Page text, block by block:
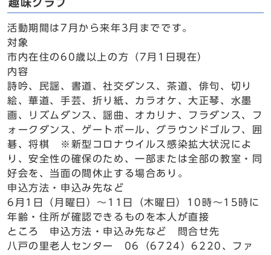
趣味クラブ
活動期間は7月から来年3月までです。
対象
市内在住の60歳以上の方（7月1日現在）
内容
詩吟、民謡、書道、社交ダンス、茶道、俳句、切り
絵、華道、手芸、折り紙、カラオケ、大正琴、水墨
画、リズムダンス、謡曲、オカリナ、フラダンス、フ
ォークダンス、ゲートボール、グラウンドゴルフ、囲
碁、将棋 ※新型コロナウイルス感染拡大状況によ
り、安全性の確保のため、一部または全部の教室・同
好会を、当面の間休止する場合あり。
申込方法・申込み先など
6月1日（月曜日）～11日（木曜日）10時～15時に
年齢・住所が確認できるものを本人が直接
ところ 申込方法・申込み先など 問合せ先
八戸の里老人センター 06（6724）6220、ファ